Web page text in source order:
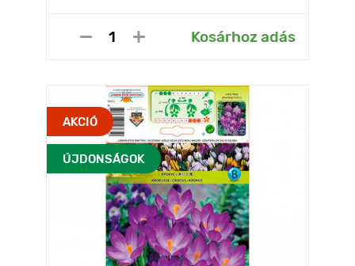
Kosárhoz adás
AKCIÓ
ÚJDONSÁGOK